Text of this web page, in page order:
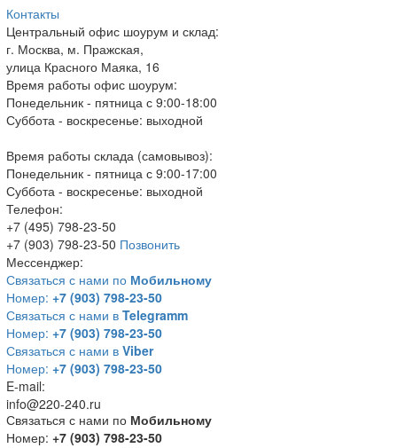
Контакты
Центральный офис шоурум и склад:
г. Москва, м. Пражская,
улица Красного Маяка, 16
Время работы офис шоурум:
Понедельник - пятница с 9:00-18:00
Суббота - воскресенье: выходной
Время работы склада (самовывоз):
Понедельник - пятница с 9:00-17:00
Суббота - воскресенье: выходной
Телефон:
+7 (495) 798-23-50
+7 (903) 798-23-50 Позвонить
Мессенджер:
Связаться с нами по Мобильному
Номер: +7 (903) 798-23-50
Связаться с нами в Telegramm
Номер: +7 (903) 798-23-50
Связаться с нами в Viber
Номер: +7 (903) 798-23-50
E-mail:
info@220-240.ru
Связаться с нами по Мобильному
Номер: +7 (903) 798-23-50